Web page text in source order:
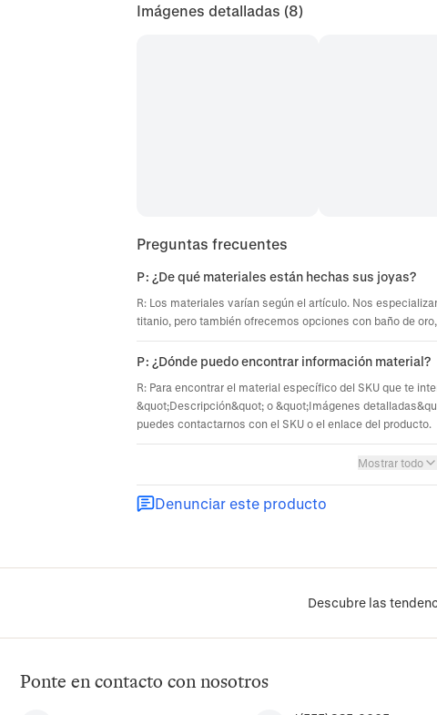
Imágenes detalladas (8)
Preguntas frecuentes
P: ¿De qué materiales están hechas sus joyas?
R: Los materiales varían según el artículo. Nos
titanio, pero también ofrecemos opciones con baño de
P: ¿Dónde puedo encontrar información material?
R: Para encontrar el material específico del SKU que te
&quot;Descripción&quot; o &quot;Imágenes
puedes contactarnos con el SKU o el enlace del producto.
Mostrar todo
Denunciar este producto
Descubre las
Ponte en contacto con nosotros